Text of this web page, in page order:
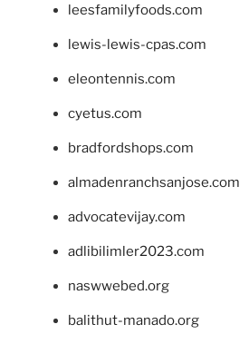
leesfamilyfoods.com
lewis-lewis-cpas.com
eleontennis.com
cyetus.com
bradfordshops.com
almadenranchsanjose.com
advocatevijay.com
adlibilimler2023.com
naswwebed.org
balithut-manado.org